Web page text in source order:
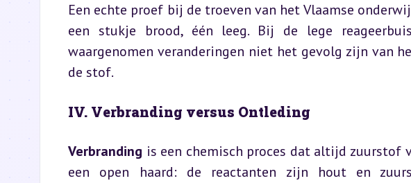
Een echte proef bij de troeven van het Vlaamse
een stukje brood, één leeg. Bij de lege
waargenomen veranderingen niet het gevolg zijn van
de stof.
IV. Verbranding versus Ontleding
Verbranding is een chemisch proces dat altijd zuurstof
een open haard: de reactanten zijn hout en